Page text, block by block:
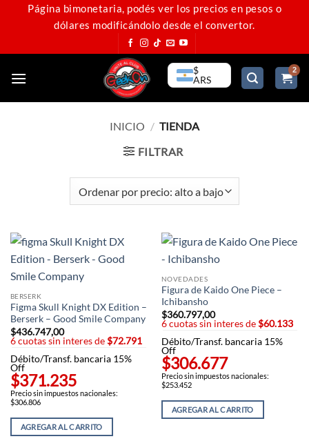
Página bimonetaria, podés ver los precios en pesos o
dólares modificándolo desde el convertor.
$
ARS
INICIO / TIENDA
FILTRAR
BERSERK
Figma Skull Knight DX Edition –
Berserk – Good Smile Company
$436.747,00
6 cuotas sin interes de$72.791
Débito/Transf. bancaria 15%
Off
$371.235
Precio sin impuestos nacionales:
$306.806
AGREGAR AL CARRITO
NOVEDADES
Figura de Kaido One Piece –
Ichibansho
$360.797,00
6 cuotas sin interes de$60.133
Débito/Transf. bancaria 15%
Off
$306.677
Precio sin impuestos nacionales:
$253.452
AGREGAR AL CARRITO